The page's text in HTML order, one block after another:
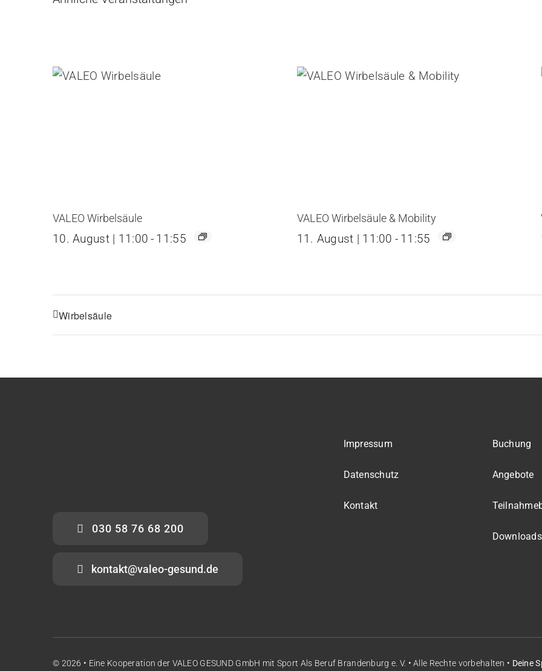
VALEO Wirbelsäule
10. August | 11:00 - 11:55
VALEO Wirbelsäule & Mobility
11. August | 11:00 - 11:55
Wirbelsäule
030 58 76 68 200
kontakt@valeo-gesund.de
Impressum
Datenschutz
Kontakt
Buchung
Angebote
Downloads
© 2026 • Eine Kooperation der VALEO GESUND GmbH mit Sport Als Beruf Brandenburg e. V. • Alle Rechte vorbehalten • Deine